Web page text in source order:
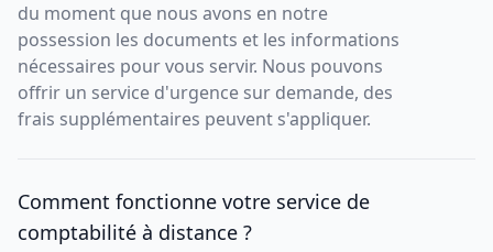
du moment que nous avons en notre
possession les documents et les informations
nécessaires pour vous servir. Nous pouvons
offrir un service d'urgence sur demande, des
frais supplémentaires peuvent s'appliquer.
Comment fonctionne votre service de
comptabilité à distance ?